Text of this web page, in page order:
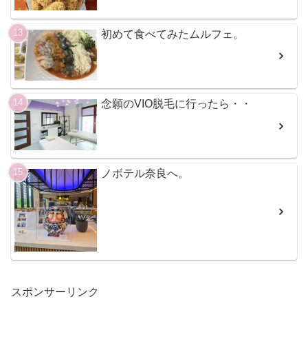
初めて食べてみたムルフェ。
念願のVIO脱毛に行ったら・・
ノボテル奈良へ。
スポンサーリンク